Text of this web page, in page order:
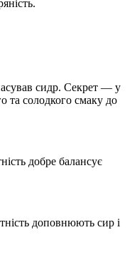
сидр. Секрет — у
та солодкого смаку до
добре балансує
доповнюють сир і